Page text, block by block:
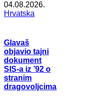
04.08.2026.
Hrvatska
Glavaš
objavio tajni
dokument
SIS-a iz ’92 o
stranim
dragovoljcima